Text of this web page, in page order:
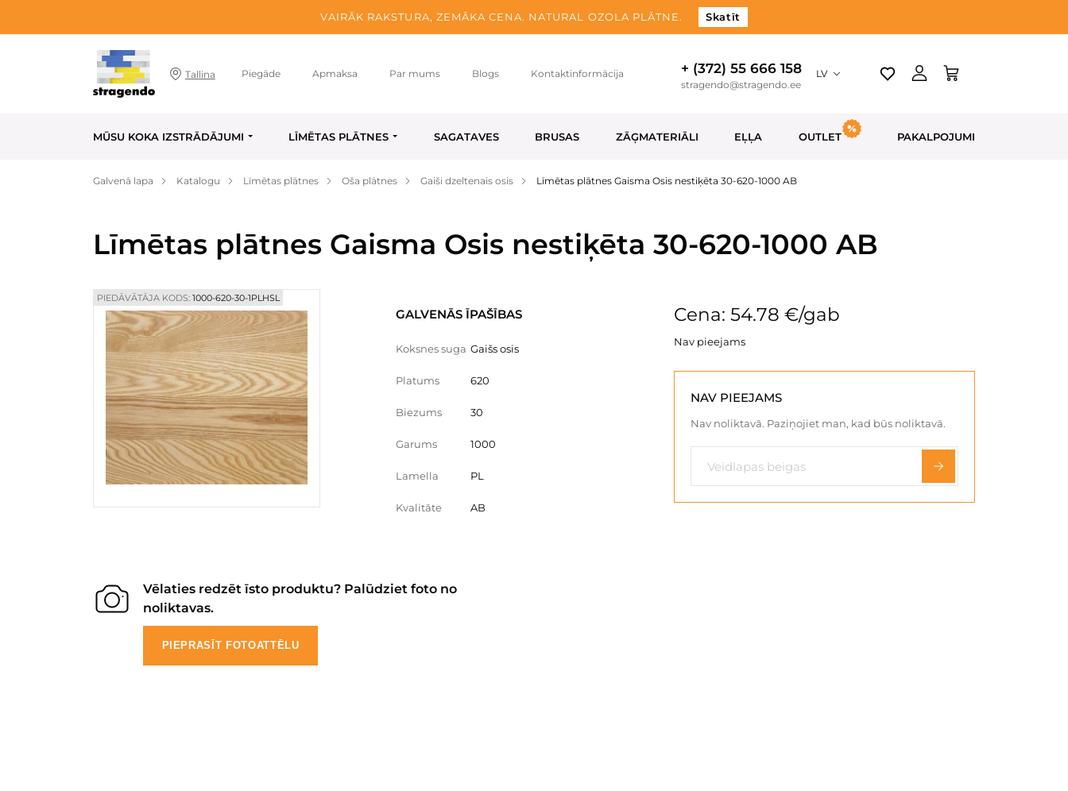
VAIRĀK RAKSTURA, ZEMĀKA CENA. NATURAL OZOLA PLĀTNE. Skatīt
Tallina Piegāde Apmaksa Par mums Blogs Kontaktinformācija + (372) 55 666 158
stragendo@stragendo.ee
LV
MŪSU KOKA IZSTRĀDĀJUMI LĪMĒTAS PLĀTNES SAGATAVES BRUSAS ZĀĢMATERIĀLI EĻĻA OUTLET PAKALPOJUMI
Galvenā lapa Katalogu Līmētas plātnes Oša plātnes Gaiši dzeltenais osis Līmētas plātnes Gaisma Osis nestiķēta 30-620-1000 AB
Līmētas plātnes Gaisma Osis nestiķēta 30-620-1000 AB
PIEDĀVĀTĀJA KODS: 1000-620-30-1PLHSL
GALVENĀS ĪPAŠĪBAS
Koksnes suga Gaišs osis
Platums 620
Biezums 30
Garums 1000
Lamella PL
Kvalitāte AB
Cena: 54.78 €/gab
Nav pieejams
NAV PIEEJAMS
Nav noliktavā. Paziņojiet man, kad būs noliktavā.
Vēlaties redzēt īsto produktu? Palūdziet foto no
noliktavas.
PIEPRASĪT FOTOATTĒLU